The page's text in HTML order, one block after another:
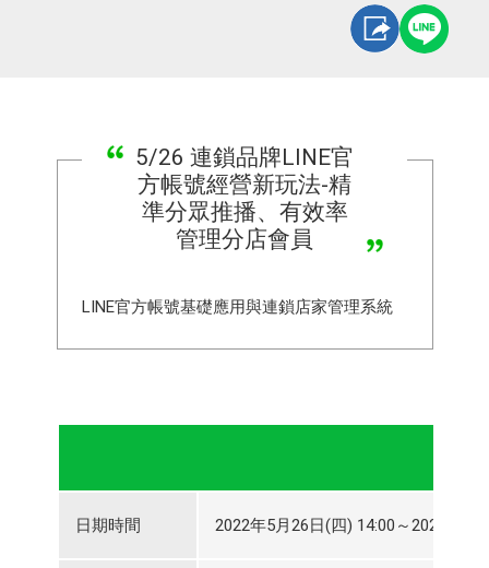
5/26 連鎖品牌LINE官
方帳號經營新玩法-精
準分眾推播、有效率
管理分店會員
LINE官方帳號基礎應用與連鎖店家管理系統
日期時間 2022年5月26日(四) 14:00～2022年5